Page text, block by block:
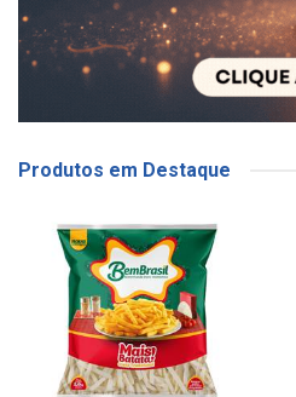
Produtos em Destaque